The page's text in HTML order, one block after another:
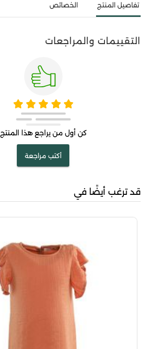
تفاصيل المنتج الخصائص
التقييمات والمراجعات
كن أول من يراجع هذا المنتج
أكتب مراجعة
قد ترغب أيضًا في